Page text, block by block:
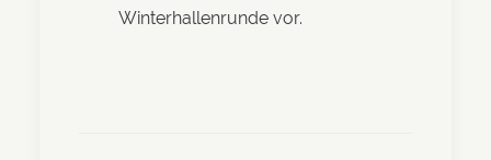
Winterhallenrunde vor.